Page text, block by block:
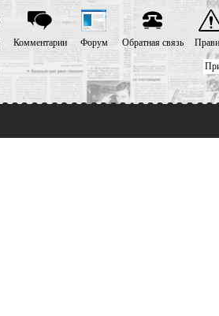
Комментарии Форум Обратная связь